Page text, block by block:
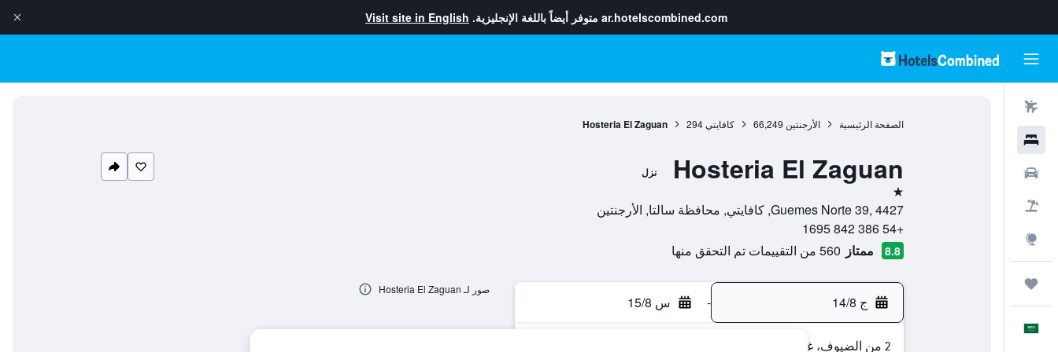
ar.hotelscombined.com متوفر أيضاً باللغة الإنجليزية. Visit site in English
الصفحة الرئيسية الأرجنتين 66,249 كافايتي 294
Hosteria El Zaguan
Hosteria El Zaguan نزل
نجمة واحدة
Guemes Norte 39, 4427, كافايتي, محافظة سالتا, الأرجنتين
+54 386 842 1695
8.8 ممتاز 560 من التقييمات تم التحقق منها
ج 14/8 - س 15/8
2 من الضيوف، غرفة واحدة
صور لـ Hosteria El Zaguan